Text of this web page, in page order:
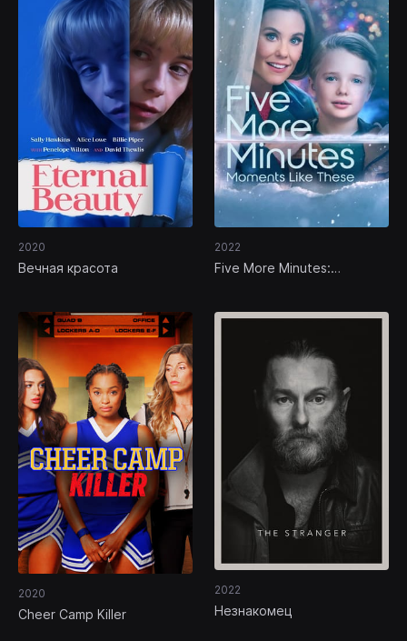
2020
Вечная красота
2022
Five More Minutes:
2020
Cheer Camp Killer
2022
Незнакомец